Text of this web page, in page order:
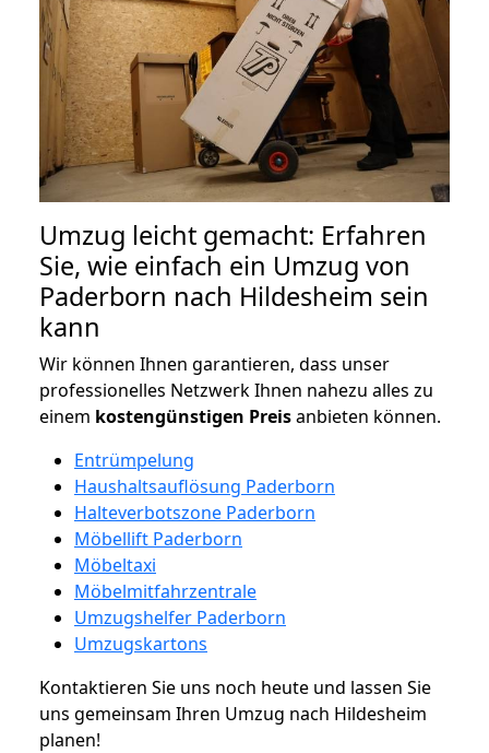
Umzug leicht gemacht: Erfahren
Sie, wie einfach ein Umzug von
Paderborn nach Hildesheim sein
kann
Wir können Ihnen garantieren, dass unser
professionelles Netzwerk Ihnen nahezu alles zu
einem kostengünstigen Preisanbieten können.
Entrümpelung
Haushaltsauflösung Paderborn
Halteverbotszone Paderborn
Möbellift Paderborn
Möbeltaxi
Möbelmitfahrzentrale
Umzugshelfer Paderborn
Umzugskartons
Kontaktieren Sie uns noch heute und lassen Sie
uns gemeinsam Ihren Umzug nach Hildesheim
planen!